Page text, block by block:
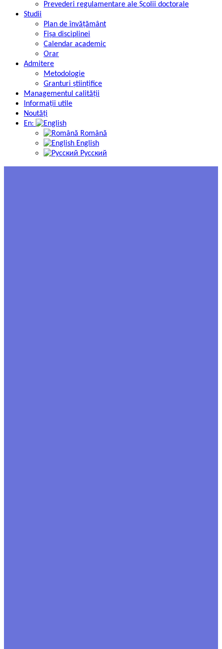
Prevederi regulamentare ale Școlii doctorale
Studii
Plan de învățământ
Fișa disciplinei
Calendar academic
Orar
Admitere
Metodologie
Granturi științifice
Managementul calității
Informații utile
Noutăți
En:
Română
English
Русский